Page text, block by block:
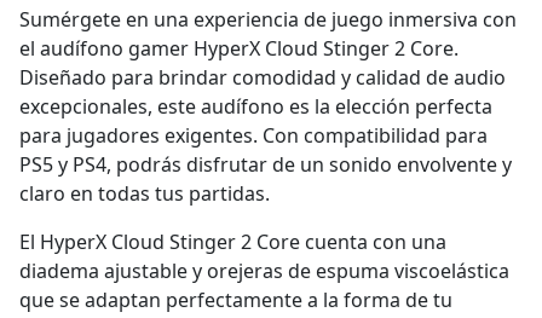
Sumérgete en una experiencia de juego inmersiva con
el audífono gamer HyperX Cloud Stinger 2 Core.
Diseñado para brindar comodidad y calidad de audio
excepcionales, este audífono es la elección perfecta
para jugadores exigentes. Con compatibilidad para
PS5 y PS4, podrás disfrutar de un sonido envolvente y
claro en todas tus partidas.
El HyperX Cloud Stinger 2 Core cuenta con una
diadema ajustable y orejeras de espuma viscoelástica
que se adaptan perfectamente a la forma de tu